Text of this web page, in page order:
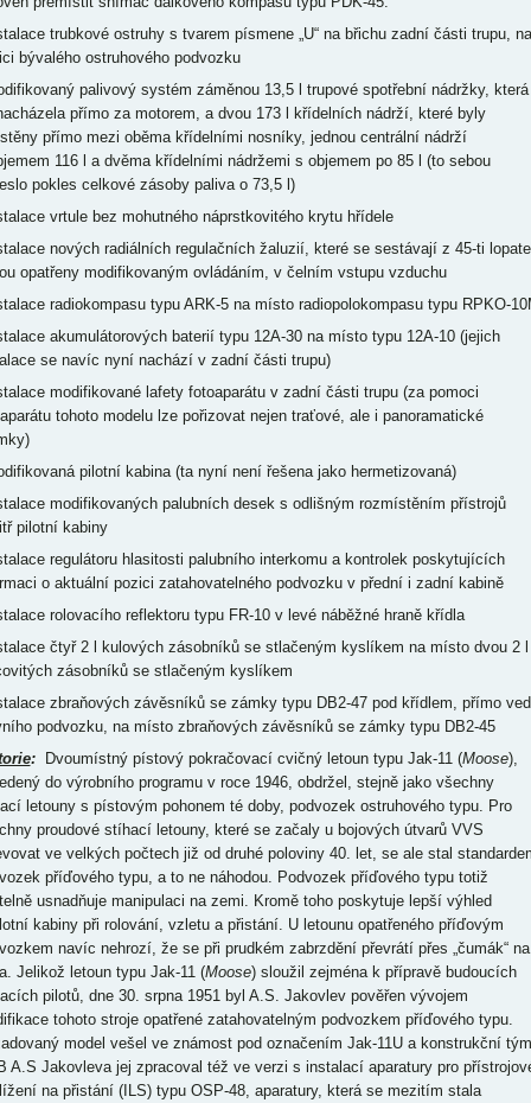
trubkové ostruhy s tvarem písmene „U“ na břichu zadní části trupu, na
bývalého ostruhového podvozku
palivový systém záměnou 13,5 l trupové spotřební nádržky, která
přímo za motorem, a dvou 173 l křídelních nádrží, které byly
přímo mezi oběma křídelními nosníky, jednou centrální nádrží
116 l a dvěma křídelními nádržemi s objemem po 85 l (to sebou
pokles celkové zásoby paliva o 73,5 l)
vrtule bez mohutného náprstkovitého krytu hřídele
nových radiálních regulačních žaluzií, které se sestávají z 45-ti
opatřeny modifikovaným ovládáním, v čelním vstupu vzduchu
radiokompasu typu ARK-5 na místo radiopolokompasu typu RPKO-
akumulátorových baterií typu 12A-30 na místo typu 12A-10 (jejich
se navíc nyní nachází v zadní části trupu)
modifikované lafety fotoaparátu v zadní části trupu (za pomoci
tohoto modelu lze pořizovat nejen traťové, ale i panoramatické
pilotní kabina (ta nyní není řešena jako hermetizovaná)
modifikovaných palubních desek s odlišným rozmístěním přístrojů
pilotní kabiny
regulátoru hlasitosti palubního interkomu a kontrolek poskytujících
o aktuální pozici zatahovatelného podvozku v přední i zadní kabině
rolovacího reflektoru typu FR-10 v levé náběžné hraně křídla
čtyř 2 l kulových zásobníků se stlačeným kyslíkem na místo dvou 2 l
zásobníků se stlačeným kyslíkem
zbraňových závěsníků se zámky typu DB2-47 pod křídlem, přímo
podvozku, na místo zbraňových závěsníků se zámky typu DB2-45
:Dvoumístný pístový pokračovací cvičný letoun typu Jak-11 (Moose),
do výrobního programu v roce 1946, obdržel, stejně jako všechny
letouny s pístovým pohonem té doby, podvozek ostruhového typu. Pro
proudové stíhací letouny, které se začaly u bojových útvarů VVS
ve velkých počtech již od druhé poloviny 40. let, se ale stal
příďového typu, a to ne náhodou. Podvozek příďového typu totiž
usnadňuje manipulaci na zemi. Kromě toho poskytuje lepší výhled
kabiny při rolování, vzletu a přistání. U letounu opatřeného příďovým
navíc nehrozí, že se při prudkém zabrzdění převrátí přes „čumák“ na
Jelikož letoun typu Jak-11 (Moose) sloužil zejména k přípravě budoucích
pilotů, dne 30. srpna 1951 byl A.S. Jakovlev pověřen vývojem
tohoto stroje opatřené zatahovatelným podvozkem příďového typu.
model vešel ve známost pod označením Jak-11U a konstrukční tým
A.S Jakovleva jej zpracoval též ve verzi s instalací aparatury pro
na přistání (ILS) typu OSP-48, aparatury, která se mezitím stala